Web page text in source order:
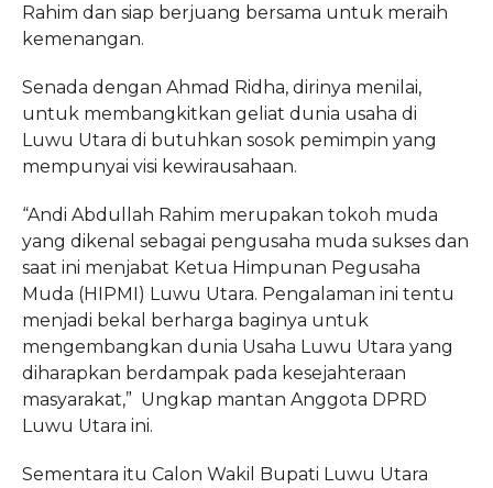
Rahim dan siap berjuang bersama untuk meraih
kemenangan.
Senada dengan Ahmad Ridha, dirinya menilai,
untuk membangkitkan geliat dunia usaha di
Luwu Utara di butuhkan sosok pemimpin yang
mempunyai visi kewirausahaan.
“Andi Abdullah Rahim merupakan tokoh muda
yang dikenal sebagai pengusaha muda sukses dan
saat ini menjabat Ketua Himpunan Pegusaha
Muda (HIPMI) Luwu Utara. Pengalaman ini tentu
menjadi bekal berharga baginya untuk
mengembangkan dunia Usaha Luwu Utara yang
diharapkan berdampak pada kesejahteraan
masyarakat,” Ungkap mantan Anggota DPRD
Luwu Utara ini.
Sementara itu Calon Wakil Bupati Luwu Utara